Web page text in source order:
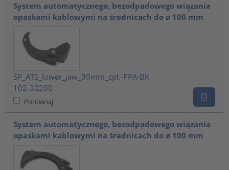
System automatycznego, bezodpadowego wiązania
opaskami kablowymi na średnicach do ⌀ 100 mm
SP_ATS_lower_jaw_30mm_cpl.-PPA-BK
102-30200
Porównaj
System automatycznego, bezodpadowego wiązania
opaskami kablowymi na średnicach do ⌀ 100 mm